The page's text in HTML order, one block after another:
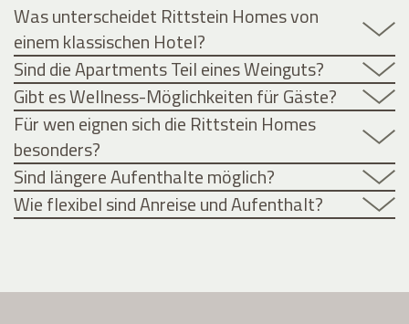
Was unterscheidet Rittstein Homes von
einem klassischen Hotel?
Sind die Apartments Teil eines Weinguts?
Gibt es Wellness-Möglichkeiten für Gäste?
Für wen eignen sich die Rittstein Homes
besonders?
Sind längere Aufenthalte möglich?
Wie flexibel sind Anreise und Aufenthalt?